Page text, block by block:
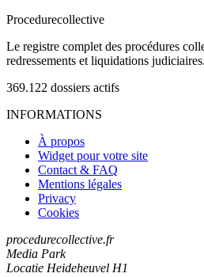
Procedurecollective
Le registre complet des procédures
redressements et liquidations judiciaires.
369.122 dossiers actifs
INFORMATIONS
À propos
Widget pour votre site
Contact & FAQ
Mentions légales
Privacy
Cookies
procedurecollective.fr
Media Park
Locatie Heideheuvel H1